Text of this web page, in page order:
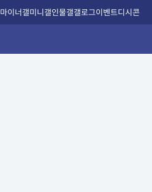
마이너갤미니갤인물갤갤로그이벤트디시콘